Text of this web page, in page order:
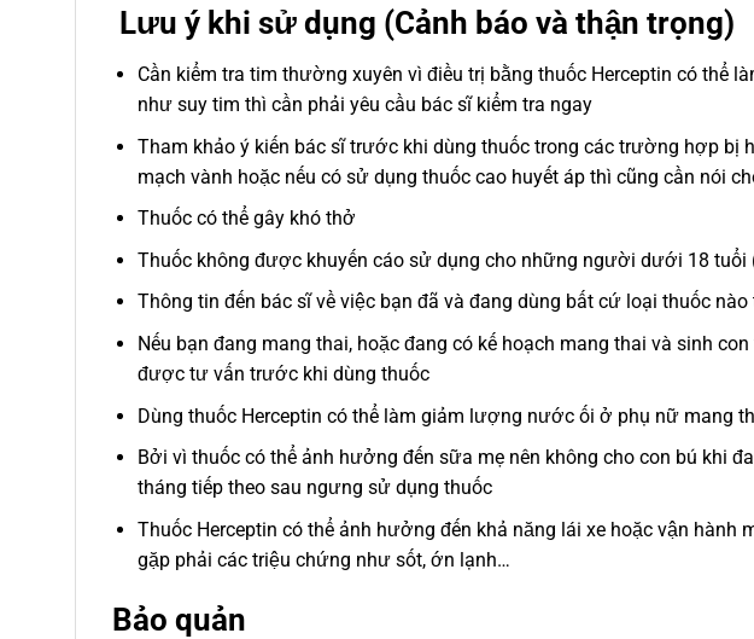
Lưu ý khi sử dụng (Cảnh báo và thận trọng)
Cần kiểm tra tim thường xuyên vì điều trị bằng thuốc Herceptin có thể
như suy tim thì cần phải yêu cầu bác sĩ kiểm tra ngay
Tham khảo ý kiến bác sĩ trước khi dùng thuốc trong các trường hợp bị
mạch vành hoặc nếu có sử dụng thuốc cao huyết áp thì cũng cần nói
Thuốc có thể gây khó thở
Thuốc không được khuyến cáo sử dụng cho những người dưới 18 tuổi
Thông tin đến bác sĩ về việc bạn đã và đang dùng bất cứ loại thuốc
Nếu bạn đang mang thai, hoặc đang có kế hoạch mang thai và sinh
được tư vấn trước khi dùng thuốc
Dùng thuốc Herceptin có thể làm giảm lượng nước ối ở phụ nữ mang
Bởi vì thuốc có thể ảnh hưởng đến sữa mẹ nên không cho con bú khi
tháng tiếp theo sau ngưng sử dụng thuốc
Thuốc Herceptin có thể ảnh hưởng đến khả năng lái xe hoặc vận hành
gặp phải các triệu chứng như sốt, ớn lạnh…
Bảo quản